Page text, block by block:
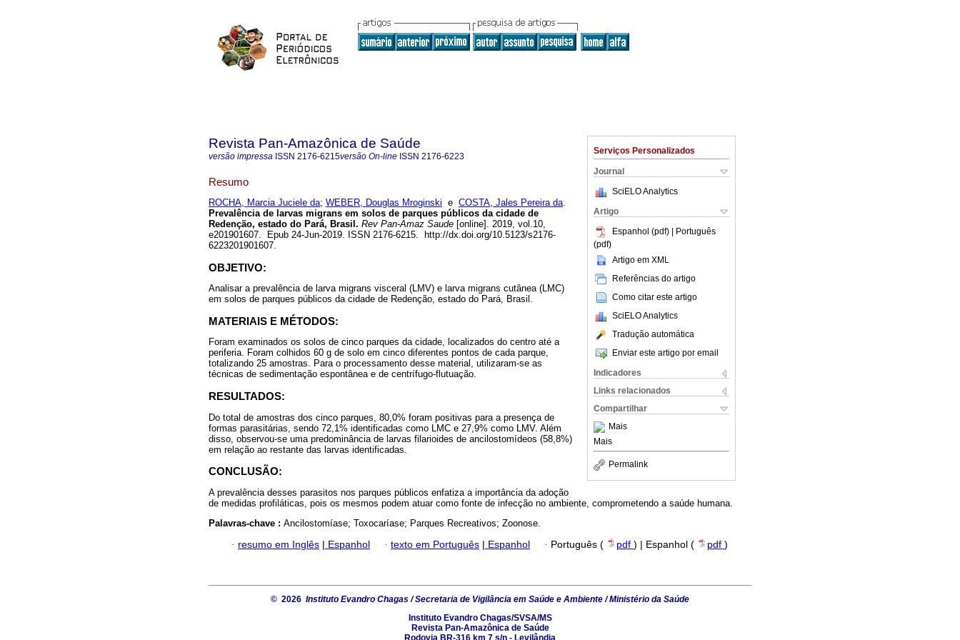
Serviços Personalizados
Journal
SciELO Analytics
Artigo
Espanhol (pdf) | Português
(pdf)
Artigo em XML
Referências do artigo
Como citar este artigo
SciELO Analytics
Tradução automática
Enviar este artigo por email
Indicadores
Links relacionados
Compartilhar
Mais
Mais
Permalink
Revista Pan-Amazônica de Saúde
versão impressa ISSN 2176-6215versão On-line ISSN 2176-6223
Resumo
ROCHA, Marcia Juciele da; WEBER, Douglas Mroginski e COSTA, Jales Pereira da.
Prevalência de larvas migrans em solos de parques públicos da cidade de
Redenção, estado do Pará, Brasil. Rev Pan-Amaz Saude [online]. 2019, vol.10,
e201901607. Epub 24-Jun-2019. ISSN 2176-6215. http://dx.doi.org/10.5123/s2176-
6223201901607.
OBJETIVO:
Analisar a prevalência de larva migrans visceral (LMV) e larva migrans cutânea (LMC)
em solos de parques públicos da cidade de Redenção, estado do Pará, Brasil.
MATERIAIS E MÉTODOS:
Foram examinados os solos de cinco parques da cidade, localizados do centro até a
periferia. Foram colhidos 60 g de solo em cinco diferentes pontos de cada parque,
totalizando 25 amostras. Para o processamento desse material, utilizaram-se as
técnicas de sedimentação espontânea e de centrífugo-flutuação.
RESULTADOS:
Do total de amostras dos cinco parques, 80,0% foram positivas para a presença de
formas parasitárias, sendo 72,1% identificadas como LMC e 27,9% como LMV. Além
disso, observou-se uma predominância de larvas filarioides de ancilostomídeos (58,8%)
em relação ao restante das larvas identificadas.
CONCLUSÃO:
A prevalência desses parasitos nos parques públicos enfatiza a importância da adoção
de medidas profiláticas, pois os mesmos podem atuar como fonte de infecção no ambiente, comprometendo a saúde humana.
Palavras-chave : Ancilostomíase; Toxocaríase; Parques Recreativos; Zoonose.
· resumo em Inglês Espanhol · texto em Português Espanhol · Português ( pdf ) | Espanhol ( pdf )
© 2026 Instituto Evandro Chagas / Secretaria de Vigilância em Saúde e Ambiente / Ministério da Saúde
Instituto Evandro Chagas/SVSA/MS
Revista Pan-Amazônica de Saúde
Rodovia BR-316 km 7 s/n - Levilândia